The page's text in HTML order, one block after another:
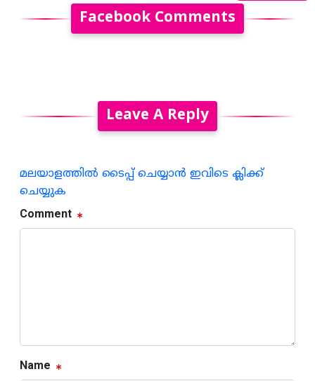
Facebook Comments
Leave A Reply
മലയാളത്തില്‍ ടൈപ്പ് ചെയ്യാന്‍ ഇവിടെ ക്ലിക്ക്
ചെയ്യുക
Comment
Name